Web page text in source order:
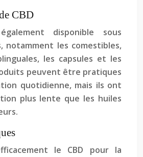
CBD
disponible sous
notamment les comestibles,
les capsules et les
peuvent être pratiques
quotidienne, mais ils ont
plus lente que les huiles
le CBD pour la